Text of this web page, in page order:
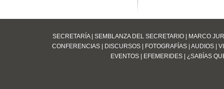
SECRETARÍA| SEMBLANZA DEL SECRETARIO
MARCO
CONFERENCIAS| DISCURSOS| FOTOGRAFÍAS| AUDIOS|
EVENTOS
EFEMERIDES ¿SABÍAS